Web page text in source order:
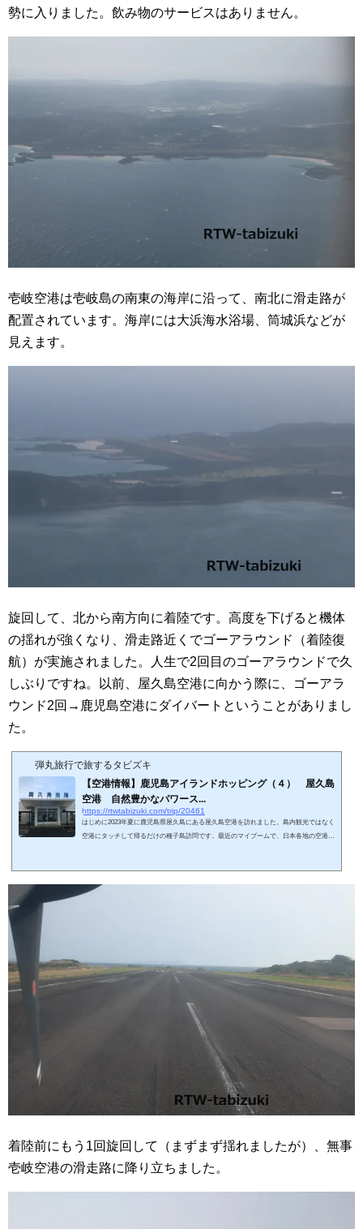
勢に入りました。飲み物のサービスはありません。
壱岐空港は壱岐島の南東の海岸に沿って、南北に滑走路が
配置されています。海岸には大浜海水浴場、筒城浜などが
見えます。
旋回して、北から南方向に着陸です。高度を下げると機体
の揺れが強くなり、滑走路近くでゴーアラウンド（着陸復
航）が実施されました。人生で2回目のゴーアラウンドで久
しぶりですね。以前、屋久島空港に向かう際に、ゴーアラ
ウンド2回→鹿児島空港にダイバートということがありまし
た。
弾丸旅行で旅するタビズキ
【空港情報】鹿児島アイランドホッピング（４） 屋久島
空港 自然豊かなパワース...
https://rtwtabizuki.com/trip/20461
はじめに2023年夏に鹿児島県屋久島にある屋久島空港を訪れました。島内観光ではなく
空港にタッチして帰るだけの種子島訪問です。最近のマイブームで、日本各地の空港を
あり、種子島空港とちがってジェット機の離発着はできません。2023年夏現在、屋久島
着陸前にもう1回旋回して（まずまず揺れましたが）、無事
壱岐空港の滑走路に降り立ちました。